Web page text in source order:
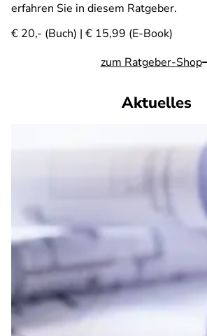
erfahren Sie in diesem Ratgeber.
€ 20,- (Buch) | € 15,99 (E-Book)
zum Ratgeber-Shop
Aktuelles